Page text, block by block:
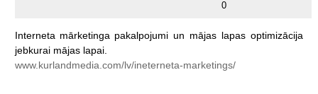
0
Interneta mārketinga pakalpojumi un mājas lapas optimizācija
jebkurai mājas lapai.
www.kurlandmedia.com/lv/ineterneta-marketings/